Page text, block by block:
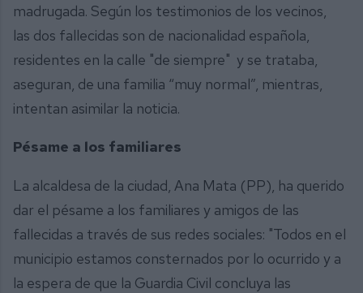
madrugada. Según los testimonios de los vecinos,
las dos fallecidas son de nacionalidad española,
residentes en la calle "de siempre" y se trataba,
aseguran, de una familia “muy normal”, mientras,
intentan asimilar la noticia.
Pésame a los familiares
La alcaldesa de la ciudad, Ana Mata (PP), ha querido
dar el pésame a los familiares y amigos de las
fallecidas a través de sus redes sociales: "Todos en el
municipio estamos consternados por lo ocurrido y a
la espera de que la Guardia Civil concluya las